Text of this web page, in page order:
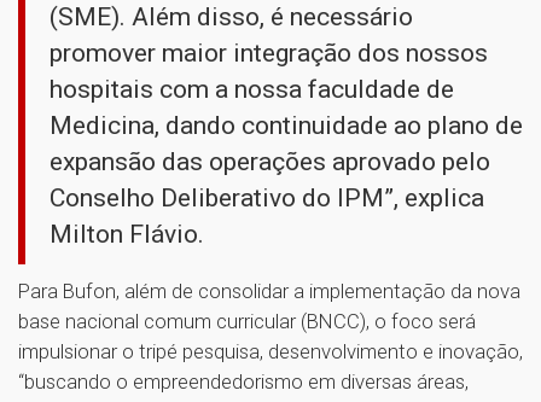
(SME). Além disso, é necessário
promover maior integração dos nossos
hospitais com a nossa faculdade de
Medicina, dando continuidade ao plano de
expansão das operações aprovado pelo
Conselho Deliberativo do IPM”, explica
Milton Flávio.
Para Bufon, além de consolidar a implementação da nova
base nacional comum curricular (BNCC), o foco será
impulsionar o tripé pesquisa, desenvolvimento e inovação,
“buscando o empreendedorismo em diversas áreas,